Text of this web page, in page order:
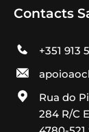
Contacts
+351 913
Rua do
284 R/C